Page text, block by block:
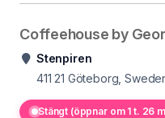
Coffeehouse by
Stenpiren
411 21 Göteborg,
Stängt (öppnar om 1 t. 26